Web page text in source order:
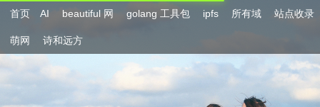
首页 AI beautiful 网 golang 工具包 ipfs 所有域 站点收录
萌网 诗和远方